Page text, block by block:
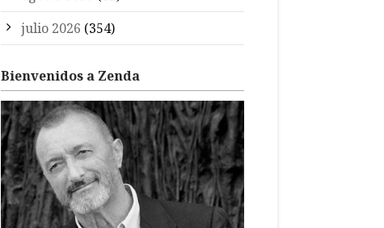
julio 2026 (354)
Bienvenidos a Zenda